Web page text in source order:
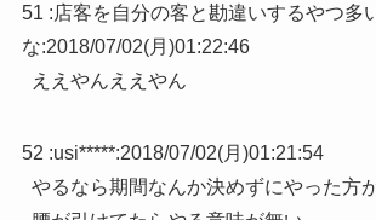
51 :店客を自分の客と勘違いするやつ多
な:2018/07/02(月)01:22:46
ええやんええやん
52 :usi*****:2018/07/02(月)01:21:54
やるなら期間なんか決めずにやった方